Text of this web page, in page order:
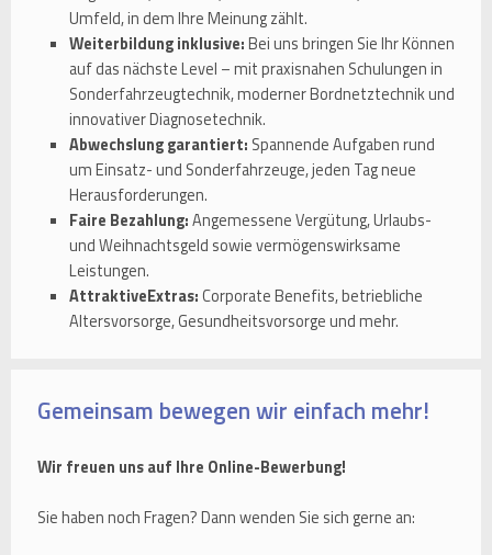
Umfeld, in dem Ihre Meinung zählt.
Weiterbildung inklusive:Bei uns bringen Sie Ihr Können
auf das nächste Level – mit praxisnahen Schulungen in
Sonderfahrzeugtechnik, moderner Bordnetztechnik und
innovativer Diagnosetechnik.
Abwechslung garantiert: Spannende Aufgaben rund
um Einsatz- und Sonderfahrzeuge, jeden Tag neue
Herausforderungen.
Faire Bezahlung:Angemessene Vergütung, Urlaubs-
und Weihnachtsgeld sowie vermögenswirksame
Leistungen.
AttraktiveExtras:Corporate Benefits, betriebliche
Altersvorsorge, Gesundheitsvorsorge und mehr.
Gemeinsam bewegen wir einfach mehr!
Wir freuen uns auf Ihre Online-Bewerbung!
Sie haben noch Fragen? Dann wenden Sie sich gerne an: